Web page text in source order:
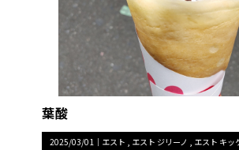
葉酸
2025/03/01｜ エスト エスト ジリーノ エスト キッ